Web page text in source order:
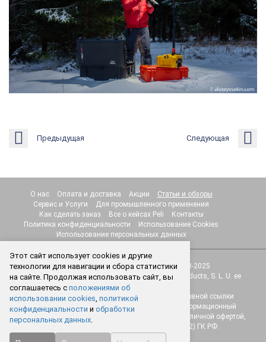
Предыдущая Следующая
О нас Оплата и доставка Акции
Статьи и обзоры
Сервис и Услуги
Для промышленного применения
Как сделать заказ
Все о кейсах Peli
Контакты
Политика конфиденциальности
Использование Cookies
Использование персональных данных
© Интернет-магазин "Protect.Studio" 2018-2025
Товарные знаки принадлежат компании Peli Products, S. L. U. ее
основным, дочерним компаниям.
Перепечатка любых материалов сайта без активной ссылки
запрещена! Веб-сайт носит исключительно информационный
характер и ни при каких условиях не является публичной офертой,
определяемой положениями Статьи 437 (2) ГК РФ.
Этот сайт использует cookies и другие
технологии для навигации и сбора статистики
на сайте. Продолжая использовать сайт, вы
соглашаетесь с положениями об
использовании cookies, политикой
конфиденциальности и обработки
персональных данных.